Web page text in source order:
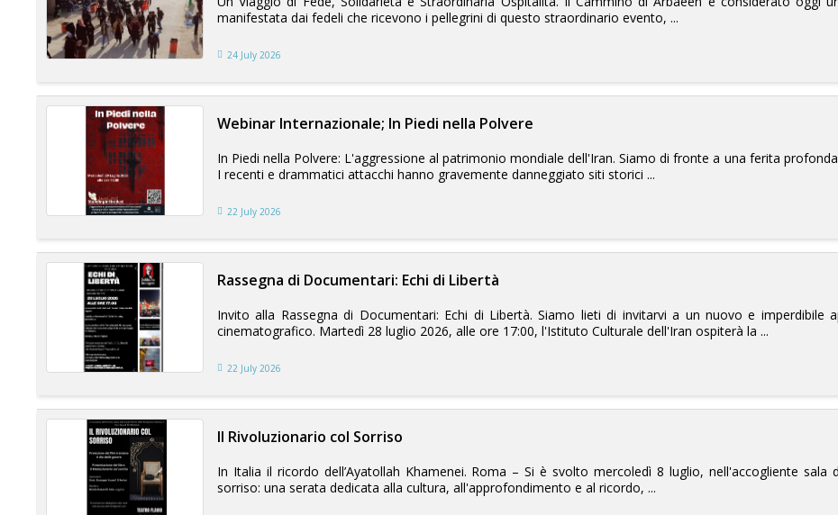
manifestata dai fedeli che ricevono i pellegrini di questo straordinario evento, ...
24 July 2026
Webinar Internazionale; In Piedi nella Polvere
In Piedi nella Polvere: L'aggressione al patrimonio mondiale dell'Iran. Siamo di fronte a una ferita
I recenti e drammatici attacchi hanno gravemente danneggiato siti storici ...
22 July 2026
Rassegna di Documentari: Echi di Libertà
Invito alla Rassegna di Documentari: Echi di Libertà. Siamo lieti di invitarvi a un nuovo e imperdibile
cinematografico. Martedì 28 luglio 2026, alle ore 17:00, l'Istituto Culturale dell'Iran ospiterà la ...
22 July 2026
Il Rivoluzionario col Sorriso
In Italia il ricordo dell’Ayatollah Khamenei. Roma – Si è svolto mercoledì 8 luglio, nell'accogliente sala
sorriso: una serata dedicata alla cultura, all'approfondimento e al ricordo, ...